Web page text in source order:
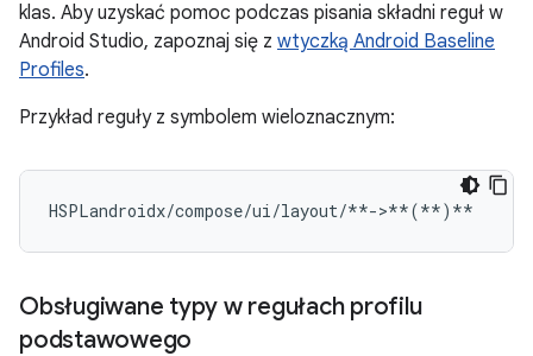
klas. Aby uzyskać pomoc podczas pisania składni reguł w
Android Studio, zapoznaj się z wtyczką Android Baseline
Profiles.
Przykład reguły z symbolem wieloznacznym:
HSPLandroidx/compose/ui/layout/**->**(**)
Obsługiwane typy w regułach profilu
podstawowego